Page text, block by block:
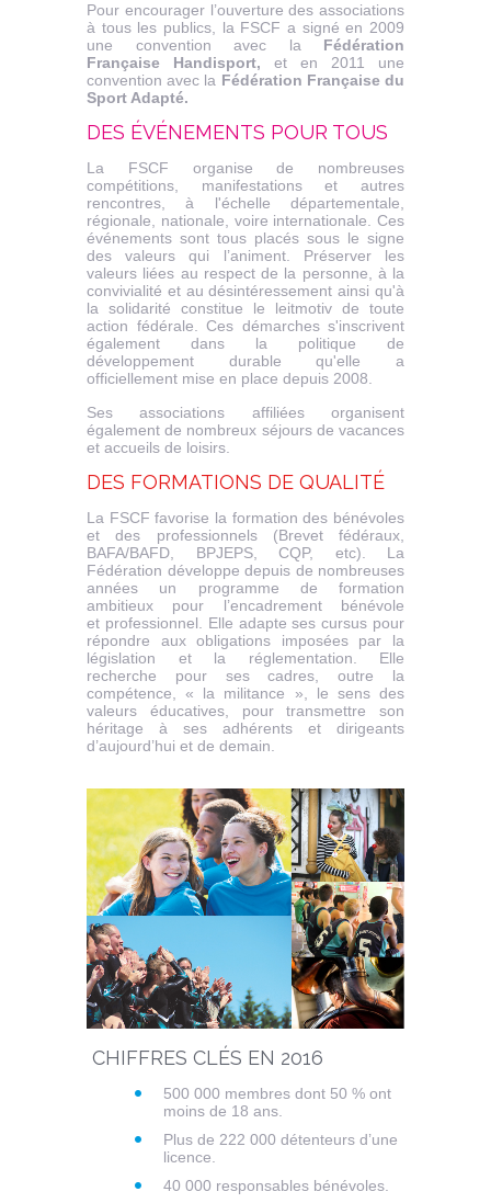
Pour encourager l’ouverture des associations
à tous les publics, la FSCF a signé en 2009
une convention avec la Fédération
Française Handisport, et en 2011 une
convention avec la Fédération Française du
Sport Adapté.
DES ÉVÉNEMENTS POUR TOUS
La FSCF organise de nombreuses
compétitions, manifestations et autres
rencontres, à l'échelle départementale,
régionale, nationale, voire internationale. Ces
événements sont tous placés sous le signe
des valeurs qui l’animent. Préserver les
valeurs liées au respect de la personne, à la
convivialité et au désintéressement ainsi qu'à
la solidarité constitue le leitmotiv de toute
action fédérale. Ces démarches s'inscrivent
également dans la politique de
développement durable qu'elle a
officiellement mise en place depuis 2008.
Ses associations affiliées organisent
également de nombreux séjours de vacances
et accueils de loisirs.
DES FORMATIONS DE QUALITÉ
La FSCF favorise la formation des bénévoles
et des professionnels (Brevet fédéraux,
BAFA/BAFD, BPJEPS, CQP, etc). La
Fédération développe depuis de nombreuses
années un programme de formation
ambitieux pour l’encadrement bénévole
et professionnel. Elle adapte ses cursus pour
répondre aux obligations imposées par la
législation et la réglementation. Elle
recherche pour ses cadres, outre la
compétence, « la militance », le sens des
valeurs éducatives, pour transmettre son
héritage à ses adhérents et dirigeants
d’aujourd’hui et de demain.
CHIFFRES CLÉS EN 2016
500 000 membres dont 50 % ont
moins de 18 ans.
Plus de 222 000 détenteurs d’une
licence.
40 000 responsables bénévoles.